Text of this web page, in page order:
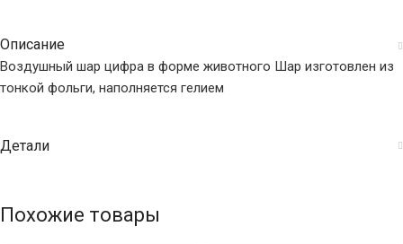
Описание
Воздушный шар цифра в форме животного Шар изготовлен из
тонкой фольги, наполняется гелием
Детали
Похожие товары